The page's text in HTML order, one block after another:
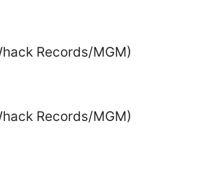
Records/MGM)
Records/MGM)